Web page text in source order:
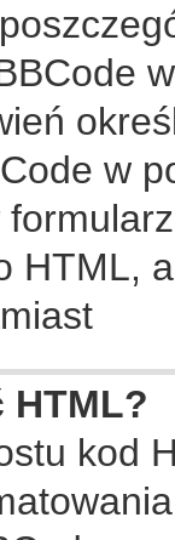
w
HTML,
HTML?
kod